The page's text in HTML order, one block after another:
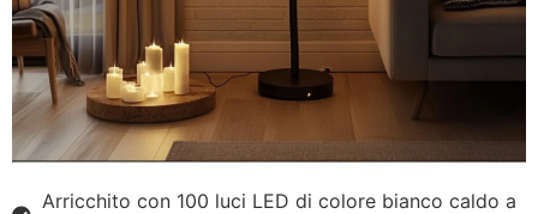
Arricchito con 100 luci LED di colore bianco caldo a